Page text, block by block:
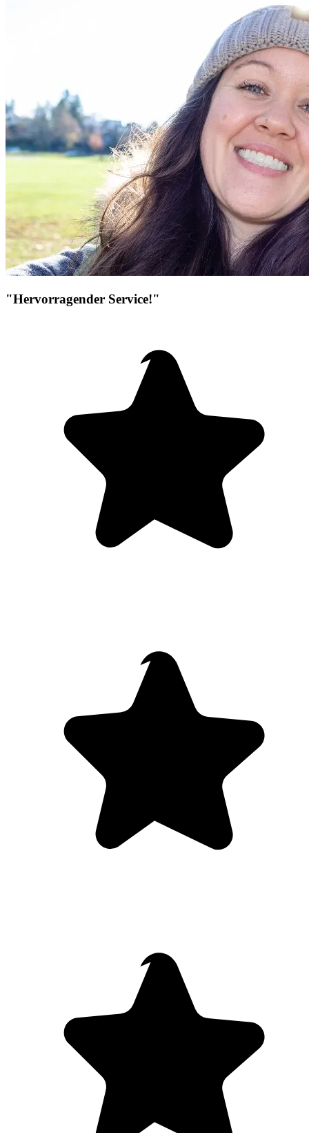
"Hervorragender Service!"